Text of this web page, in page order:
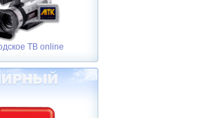
ТВ online